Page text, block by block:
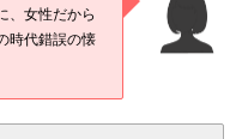
、女性だから
時代錯誤の懐